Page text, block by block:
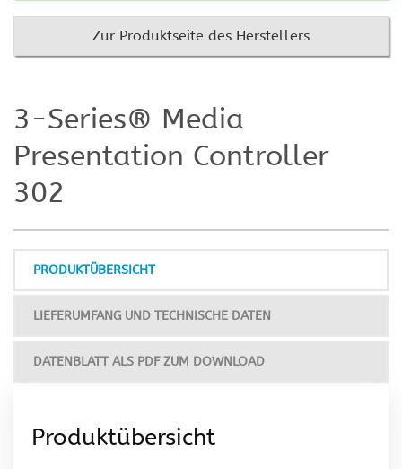
Zur Produktseite des Herstellers
3-Series® Media
Presentation Controller
302
PRODUKTÜBERSICHT
LIEFERUMFANG UND TECHNISCHE DATEN
DATENBLATT ALS PDF ZUM DOWNLOAD
Produktübersicht